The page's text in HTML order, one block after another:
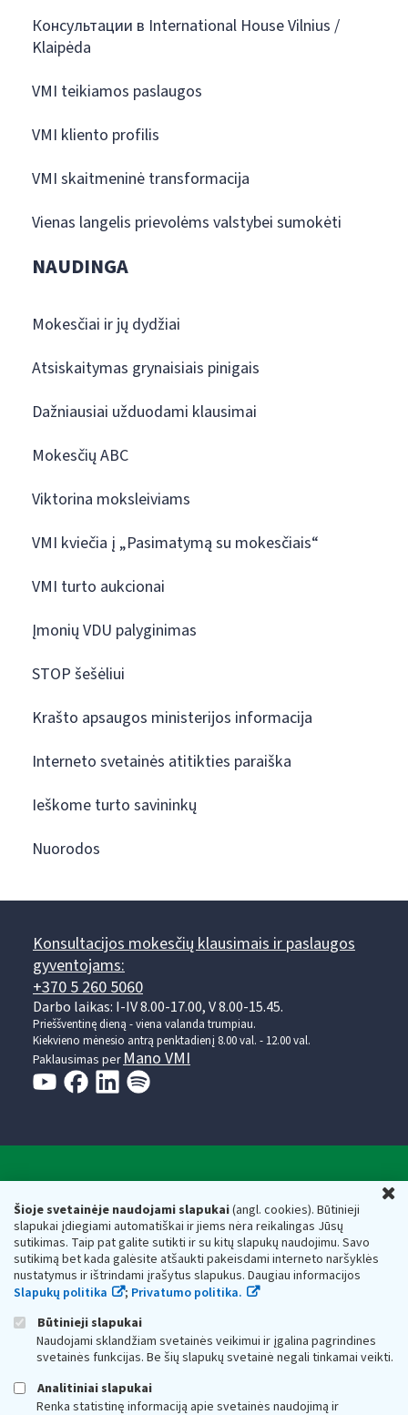
Šioje svetainėje naudojami slapukai(angl. cookies). Būtinieji
slapukai įdiegiami automatiškai ir jiems nėra reikalingas Jūsų
sutikimas. Taip pat galite sutikti ir su kitų slapukų naudojimu. Savo
sutikimą bet kada galėsite atšaukti pakeisdami interneto naršyklės
nustatymus ir ištrindami įrašytus slapukus. Daugiau informacijos
Slapukų politika
; Privatumo politika.
Būtinieji slapukai
Naudojami sklandžiam svetainės veikimui ir įgalina pagrindines
svetainės funkcijas. Be šių slapukų svetainė negali tinkamai veikti.
Analitiniai slapukai
Renka statistinę informaciją apie svetainės naudojimą ir
Консультации в International House Vilnius /
Klaipėda
VMI teikiamos paslaugos
VMI kliento profilis
VMI skaitmeninė transformacija
Vienas langelis prievolėms valstybei sumokėti
NAUDINGA
Mokesčiai ir jų dydžiai
Atsiskaitymas grynaisiais pinigais
Dažniausiai užduodami klausimai
Mokesčių ABC
Viktorina moksleiviams
VMI kviečia į „Pasimatymą su mokesčiais“
VMI turto aukcionai
Įmonių VDU palyginimas
STOP šešėliui
Krašto apsaugos ministerijos informacija
Interneto svetainės atitikties paraiška
Ieškome turto savininkų
Nuorodos
Konsultacijos mokesčių klausimais ir paslaugos
gyventojams:
+370 5 260 5060
Darbo laikas: I-IV 8.00-17.00, V 8.00-15.45.
Prieššventinę dieną - viena valanda trumpiau.
Kiekvieno mėnesio antrą penktadienį 8.00 val. - 12.00 val.
Paklausimas per Mano VMI
Respublikos finansų ministerijos
Biudžetinė įstaiga. Juridinio asmens kodas — 188659752,
adresas: Vasario 16-osios g. 14, 01107 Vilnius, Lietuva, el.paštas:
vmi@vmi.lt, E. pristatymo dėžutės adresas 188659752
Duomenys apie Valstybinę mokesčių inspekciją prie Lietuvos
Respublikos finansų ministerijos kaupiami ir saugomi Juridinių